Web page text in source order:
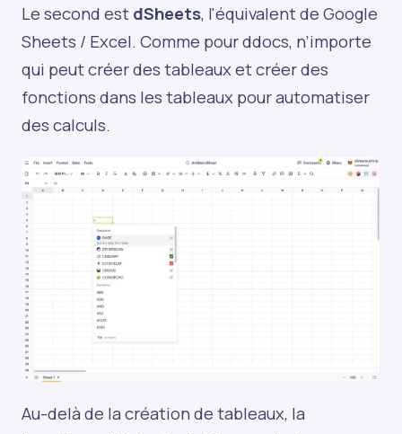
Le second estdSheets, l'équivalent de Google
Sheets / Excel. Comme pour ddocs, n’importe
qui peut créer des tableaux et créer des
fonctions dans les tableaux pour automatiser
des calculs.
Au-delà de la création de tableaux, la